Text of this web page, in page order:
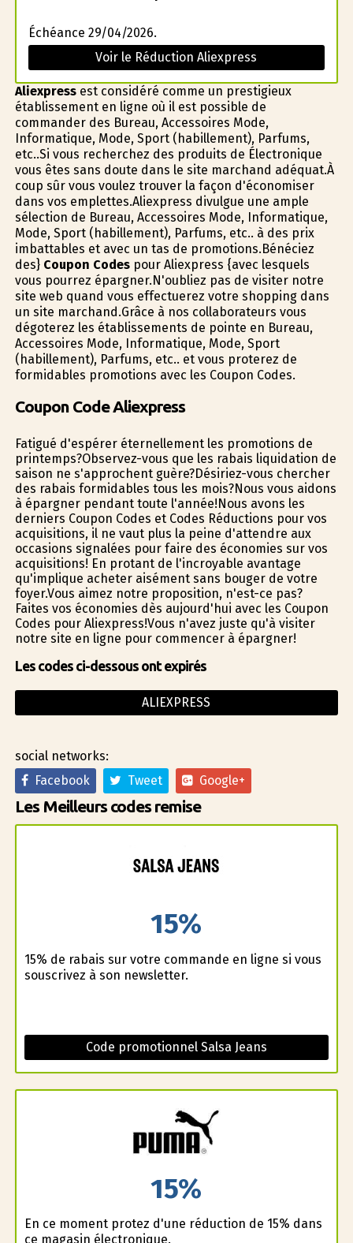
Échéance 29/04/2026.
Voir le Réduction Aliexpress
Aliexpressest considéré comme un prestigieux
établissement en ligne où il est possible de
commander des Bureau, Accessoires Mode,
Informatique, Mode, Sport (habillement), Parfums,
etc..Si vous recherchez des produits de Électronique
vous êtes sans doute dans le site marchand adéquat.À
coup sûr vous voulez trouver la façon d'économiser
dans vos emplettes.Aliexpress divulgue une ample
sélection de Bureau, Accessoires Mode, Informatique,
Mode, Sport (habillement), Parfums, etc.. à des prix
imbattables et avec un tas de promotions.Bénéficiez
des} Coupon Codespour Aliexpress {avec lesquels
vous pourrez épargner.N'oubliez pas de visiter notre
site web quand vous effectuerez votre shopping dans
un site marchand.Grâce à nos collaborateurs vous
dégoterez les établissements de pointe en Bureau,
Accessoires Mode, Informatique, Mode, Sport
(habillement), Parfums, etc.. et vous profiterez de
formidables promotions avec les Coupon Codes.
Coupon Code Aliexpress
Fatigué d'espérer éternellement les promotions de
printemps?Observez-vous que les rabais liquidation de
saison ne s'approchent guère?Désiriez-vous chercher
des rabais formidables tous les mois?Nous vous aidons
à épargner pendant toute l'année!Nous avons les
derniers Coupon Codes et Codes Réductions pour vos
acquisitions, il ne vaut plus la peine d'attendre aux
occasions signalées pour faire des économies sur vos
acquisitions! En profitant de l'incroyable avantage
qu'implique acheter aisément sans bouger de votre
foyer.Vous aimez notre proposition, n'est-ce pas?
Faites vos économies dès aujourd'hui avec les Coupon
Codes pour Aliexpress!Vous n'avez juste qu'à visiter
notre site en ligne pour commencer à épargner!
Les codes ci-dessous ont expirés
ALIEXPRESS
social networks:
Facebook
Tweet Google+
Les Meilleurs codes remise
15%
15% de rabais sur votre commande en ligne si vous
souscrivez à son newsletter.
Code promotionnel Salsa Jeans
15%
En ce moment profitez d'une réduction de 15% dans
ce magasin électronique.